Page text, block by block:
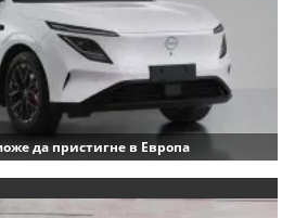
да пристигне в Европа